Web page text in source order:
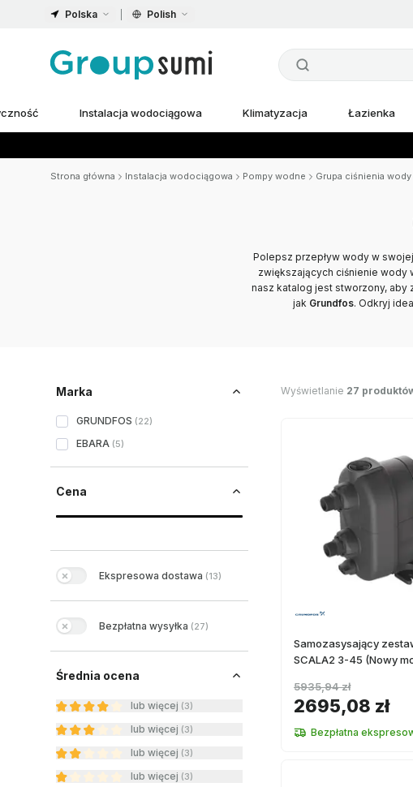
Polska Polish
Instalacja wodociągowa Klimatyzacja Łazienka
Strona główna Instalacja wodociągowa Pompy wodne Grupa ciśnienia wody
Polepsz przepływ wody w
zwiększających ciśnienie
nasz katalog jest stworzony, aby
jak Grundfos. Odkryj
Marka
GRUNDFOS (22)
EBARA (5)
Cena
Ekspresowa dostawa (13)
Bezpłatna wysyłka (27)
Średnia ocena
lub więcej (3)
lub więcej (3)
lub więcej (3)
lub więcej (3)
Wyświetlanie 27
Samozasysający
SCALA2 3-45 (Nowy
2695,08 zł
5935,94 zł
Bezpłatna